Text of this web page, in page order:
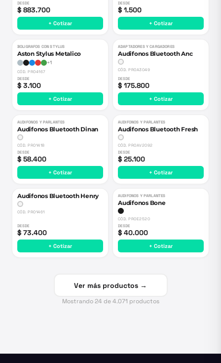
DESDE
$ 883.700
+ Cotizar
DESDE
$ 1.500
+ Cotizar
BOLIGRAFOS CON STYLUS
Aston Stylus Metalico
+1
CÓD.PRO4167
DESDE
$ 3.100
+ Cotizar
ADAPTADORES Y CARGADORES
Audifonos Bluetooth Anc
CÓD.PROA3049
DESDE
$ 175.800
+ Cotizar
AUDIFONOS Y PARLANTES
Audifonos Bluetooth Dinan
CÓD.PRO1418
DESDE
$ 58.400
+ Cotizar
AUDIFONOS Y PARLANTES
Audifonos Bluetooth Fresh
CÓD.PROAV2092
DESDE
$ 25.100
+ Cotizar
Audifonos Bluetooth Henry
CÓD.PRO1461
DESDE
$ 73.400
+ Cotizar
AUDIFONOS Y PARLANTES
Audifonos Bone
CÓD.PROE2520
DESDE
$ 40.000
+ Cotizar
Ver más productos →
Mostrando24 de4.071 productos